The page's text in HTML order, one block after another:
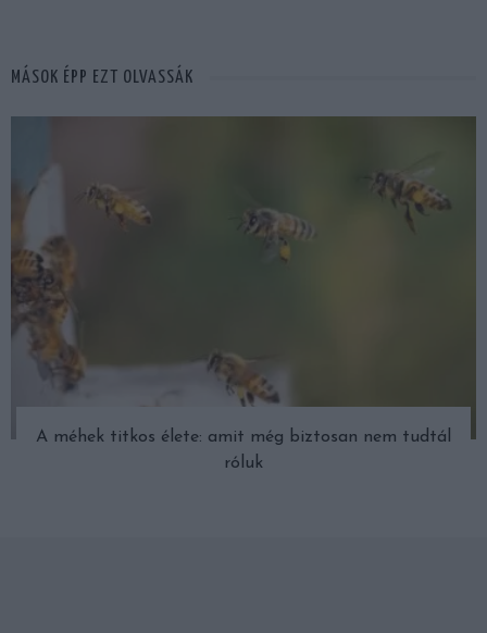
MÁSOK ÉPP EZT OLVASSÁK
A méhek titkos élete: amit még biztosan nem tudtál
róluk